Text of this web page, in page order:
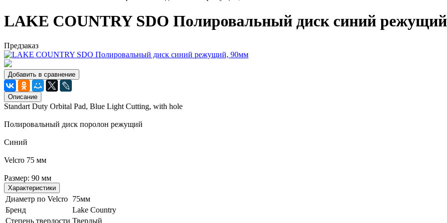
LAKE COUNTRY SDO Полировальный диск синий
Предзаказ
Добавить в сравнение
Описание
Standart Duty Orbital Pad, Blue Light Cutting, with hole
Полировальный диск поролон режущий
Синий
Velcro 75 мм
Размер: 90 мм
Характеристики
Диаметр по Velcro 75мм
Бренд
Lake Country
Степень твердости Твердый